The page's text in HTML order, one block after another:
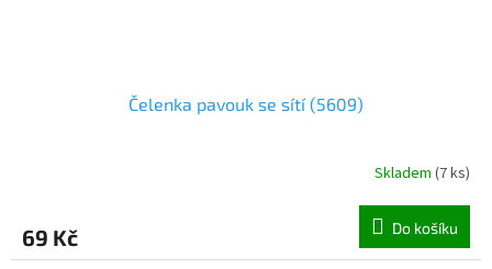
Čelenka pavouk se sítí (5609)
Skladem (7 ks)
69 Kč Do košíku